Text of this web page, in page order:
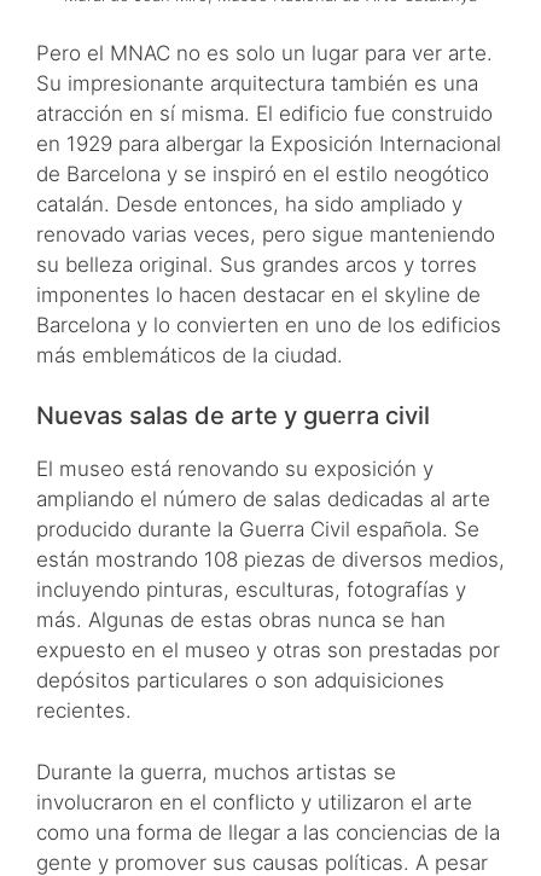
Pero el MNAC no es solo un lugar para ver arte.
Su impresionante arquitectura también es una
atracción en sí misma. El edificio fue construido
en 1929 para albergar la Exposición Internacional
de Barcelona y se inspiró en el estilo neogótico
catalán. Desde entonces, ha sido ampliado y
renovado varias veces, pero sigue manteniendo
su belleza original. Sus grandes arcos y torres
imponentes lo hacen destacar en el skyline de
Barcelona y lo convierten en uno de los edificios
más emblemáticos de la ciudad.
Nuevas salas de arte y guerra civil
El museo está renovando su exposición y
ampliando el número de salas dedicadas al arte
producido durante la Guerra Civil española. Se
están mostrando 108 piezas de diversos medios,
incluyendo pinturas, esculturas, fotografías y
más. Algunas de estas obras nunca se han
expuesto en el museo y otras son prestadas por
depósitos particulares o son adquisiciones
recientes.
Durante la guerra, muchos artistas se
involucraron en el conflicto y utilizaron el arte
como una forma de llegar a las conciencias de la
gente y promover sus causas políticas. A pesar